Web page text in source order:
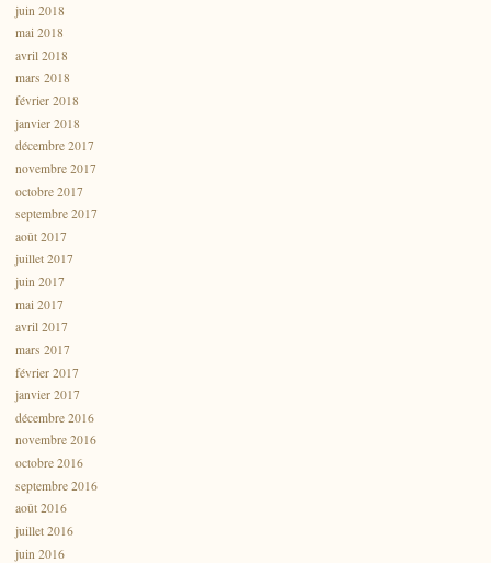
juin 2018
mai 2018
avril 2018
mars 2018
février 2018
janvier 2018
décembre 2017
novembre 2017
octobre 2017
septembre 2017
août 2017
juillet 2017
juin 2017
mai 2017
avril 2017
mars 2017
février 2017
janvier 2017
décembre 2016
novembre 2016
octobre 2016
septembre 2016
août 2016
juillet 2016
juin 2016